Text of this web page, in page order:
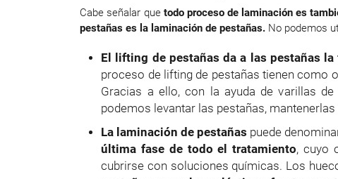
Cabe señalar que todo proceso de laminación es
pestañas es la laminación de pestañas. No podemos
El lifting de pestañas da a las pestañas la
proceso de lifting de pestañas tienen como
Gracias a ello, con la ayuda de varillas
podemos levantar las pestañas,
La laminación de pestañas puede
última fase de todo el tratamiento, cuyo
cubrirse con soluciones químicas. Los